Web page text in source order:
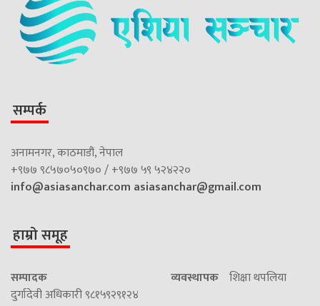
सम्पर्क
अनामनगर, काठमाडौं, नेपाल
+९७७ ९८५७०५०९७० / +९७७ ५९ ५२४२२०
info@asiasanchar.com asiasanchar@gmail.com
हाम्रो समूह
सम्पादक
दुर्गादेवी अधिकारी ९८१५९२९१२४
व्यवस्थापक शिक्षा थपलिया